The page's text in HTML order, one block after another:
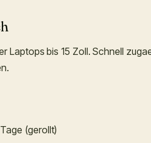
Laptops bis 15 Zoll. Schnell
(gerollt)